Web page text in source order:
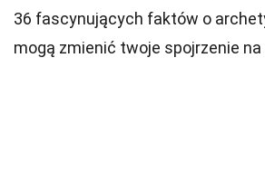
36 fascynujących faktów o
mogą zmienić twoje spojrzenie